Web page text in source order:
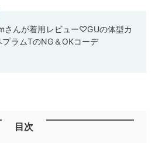
さんが着用レビュー♡GUの体型カ
プラムTのNG＆OKコーデ
目次